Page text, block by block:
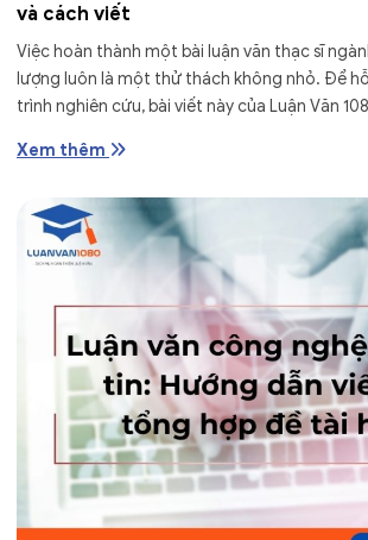
và cách viết
Việc hoàn thành một bài luận văn thạc sĩ
lượng luôn là một thử thách không nhỏ. Để
trình nghiên cứu, bài viết này của Luận Văn
Xem thêm